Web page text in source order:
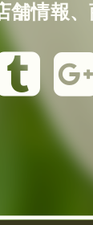
情報